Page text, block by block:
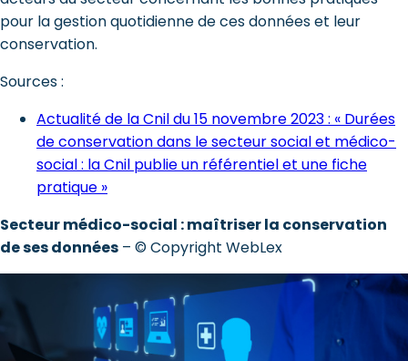
pour la gestion quotidienne de ces données et leur
conservation.
Sources :
Actualité de la Cnil du 15 novembre 2023 : « Durées
de conservation dans le secteur social et médico-
social : la Cnil publie un référentiel et une fiche
pratique »
Secteur médico-social : maîtriser la conservation
de ses données – © Copyright WebLex